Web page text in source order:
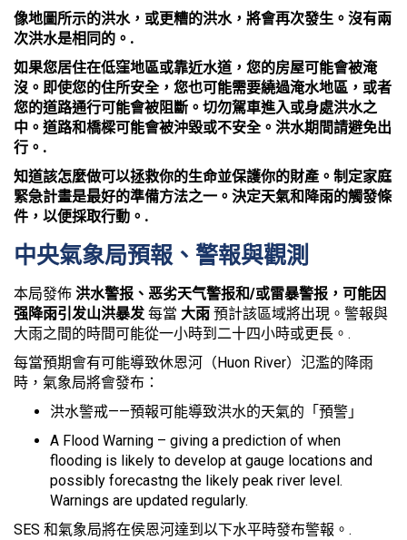
像地圖所示的洪水，或更糟的洪水，將會再次發生。沒有兩
次洪水是相同的。.
如果您居住在低窪地區或靠近水道，您的房屋可能會被淹
沒。即使您的住所安全，您也可能需要繞過淹水地區，或者
您的道路通行可能會被阻斷。切勿駕車進入或身處洪水之
中。道路和橋樑可能會被沖毀或不安全。洪水期間請避免出
行。.
知道該怎麼做可以拯救你的生命並保護你的財產。制定家庭
緊急計畫是最好的準備方法之一。決定天氣和降雨的觸發條
件，以便採取行動。.
中央氣象局預報、警報與觀測
本局發佈 洪水警报、恶劣天气警报和/或雷暴警报，可能因
强降雨引发山洪暴发 每當 大雨 預計該區域將出現。警報與
大雨之間的時間可能從一小時到二十四小時或更長。.
每當預期會有可能導致休恩河（Huon River）氾濫的降雨
時，氣象局將會發布：
洪水警戒——預報可能導致洪水的天氣的「預警」
A Flood Warning – giving a prediction of when
flooding is likely to develop at gauge locations and
possibly forecastng the likely peak river level.
Warnings are updated regularly.
SES 和氣象局將在侯恩河達到以下水平時發布警報。.